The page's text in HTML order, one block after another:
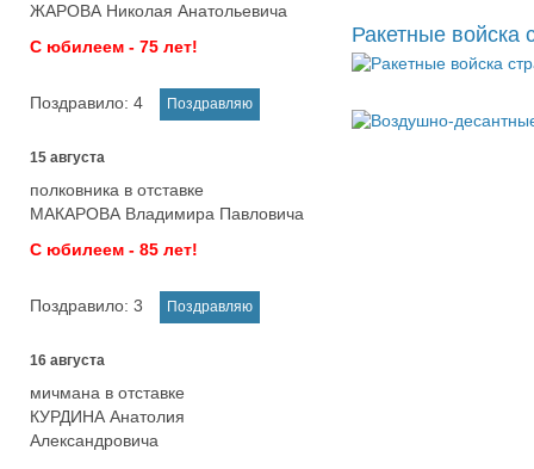
ЖАРОВА Николая Анатольевича
С юбилеем - 75 лет!
Поздравило: 4
15 августа
полковника в отставке
МАКАРОВА Владимира Павловича
С юбилеем - 85 лет!
Поздравило: 3
16 августа
мичмана в отставке
КУРДИНА Анатолия
Александровича
Ракетные войска